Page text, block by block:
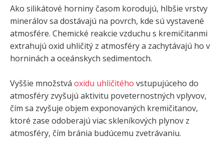
Ako silikátové horniny časom korodujú, hlbšie vrstvy
minerálov sa dostávajú na povrch, kde sú vystavené
atmosfére. Chemické reakcie vzduchu s kremičitanmi
extrahujú oxid uhličitý z atmosféry a zachytávajú ho v
horninách a oceánskych sedimentoch.
Vyššie množstvá oxidu uhličitého vstupujúceho do
atmosféry zvyšujú aktivitu poveternostných vplyvov,
čím sa zvyšuje objem exponovaných kremičitanov,
ktoré zase odoberajú viac skleníkových plynov z
atmosféry, čím bránia budúcemu zvetrávaniu.